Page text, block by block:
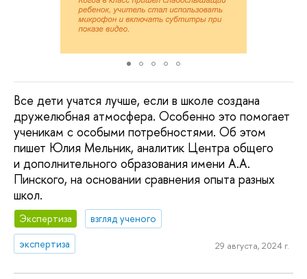
Все дети учатся лучше, если в школе создана
дружелюбная атмосфера. Особенно это помогает
ученикам с особыми потребностями. Об этом
пишет Юлия Мельник, аналитик Центра общего
и дополнительного образования имени А.А.
Пинского, на основании сравнения опыта разных
школ.
Экспертиза
взгляд ученого
экспертиза
29 августа, 2024 г.